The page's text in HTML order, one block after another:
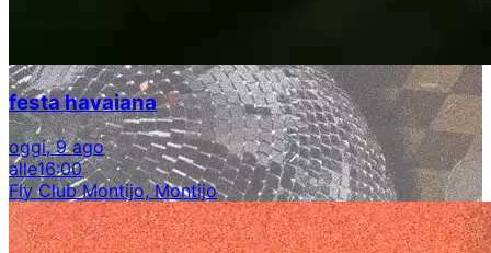
festa havaiana
oggi, 9 ago
alle16:00
Fly Club Montijo, Montijo